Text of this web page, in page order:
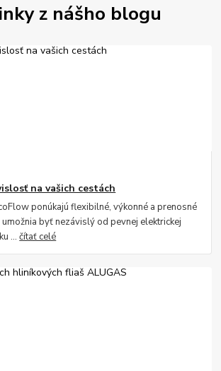
z nášho blogu
na vašich cestách
ponúkajú flexibilné, výkonné a prenosné
byť nezávislý od pevnej elektrickej
...čítať celé